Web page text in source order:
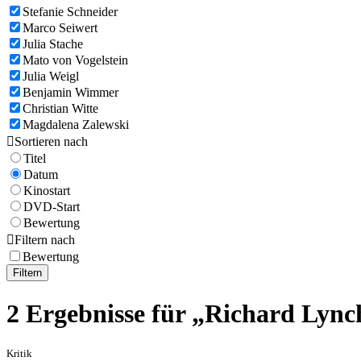
Stefanie Schneider
Marco Seiwert
Julia Stache
Mato von Vogelstein
Julia Weigl
Benjamin Wimmer
Christian Witte
Magdalena Zalewski
Sortieren nach
Titel
Datum
Kinostart
DVD-Start
Bewertung
Filtern nach
Bewertung
Filtern
2 Ergebnisse für „Richard
Kritik